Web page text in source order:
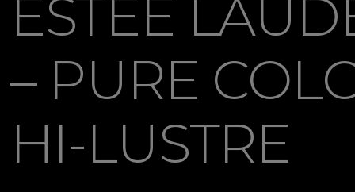
ESTÉE
– PURE
HI-LUSTRE